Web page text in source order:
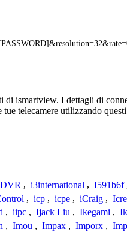
ismartview. I dettagli di
tue telecamere utilizzando
, i3international , I591b6f
, icp , icpe , iCraig ,
, iipc , Ijack Liu , Ikegami ,
, Imou , Impax , Imporx ,